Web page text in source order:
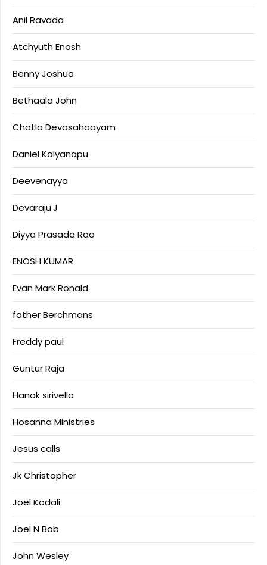
Anil Ravada
Atchyuth Enosh
Benny Joshua
Bethaala John
Chatla Devasahaayam
Daniel Kalyanapu
Deevenayya
Devaraju.J
Diyya Prasada Rao
ENOSH KUMAR
Evan Mark Ronald
father Berchmans
Freddy paul
Guntur Raja
Hanok sirivella
Hosanna Ministries
Jesus calls
Jk Christopher
Joel Kodali
Joel N Bob
John Wesley